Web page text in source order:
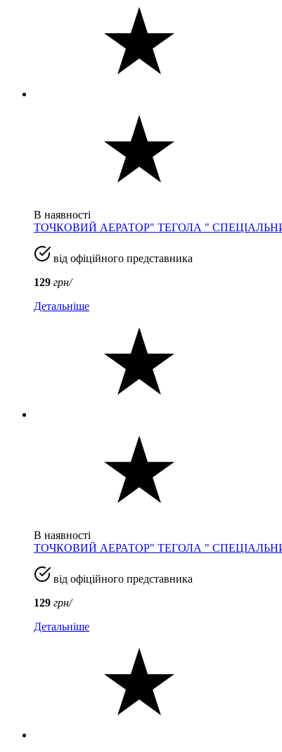
В наявності
ТОЧКОВИЙ АЕРАТОР" ТЕГОЛА "
від офіційного представника
129 грн/
Детальніше
В наявності
ТОЧКОВИЙ АЕРАТОР" ТЕГОЛА "
від офіційного представника
129 грн/
Детальніше